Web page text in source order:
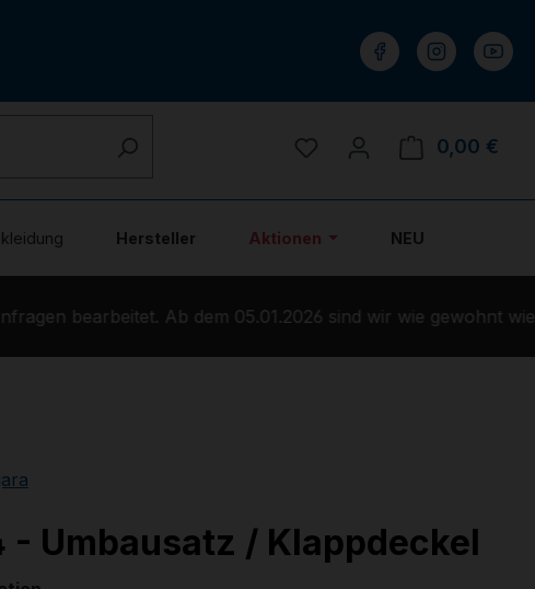
Du hast 0 Produkte auf
0,00 €
Hersteller Aktionen NEU
bearbeitet. Ab dem 05.01.2026 sind wir wie gewohnt
- Umbausatz / Klappdeckel